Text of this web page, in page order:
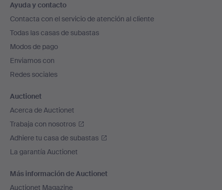
en
el
pie
de
página
Ayuda y contacto
Contacta con el servicio de atención al cliente
Todas las casas de subastas
Modos de pago
Enviamos con
Redes sociales
Auctionet
Acerca de Auctionet
Trabaja con nosotros
Adhiere tu casa de subastas
La garantía Auctionet
Más información de Auctionet
Auctionet Magazine